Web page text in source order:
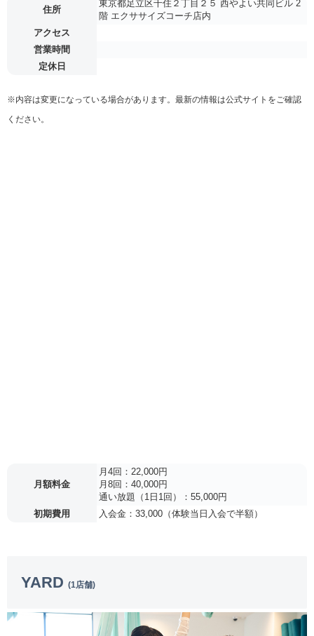
住所
東京都足立区千住２丁目２５ 西やよい共同ビル 2
階 エクササイズコーチ店内
アクセス
営業時間
定休日
※内容は変更になっている場合があります。最新の情報は公式サイトをご確認
ください。
月額料金
月4回：22,000円
月8回：40,000円
通い放題（1日1回）：55,000円
初期費用
入会金：33,000（体験当日入会で半額）
YARD (1店舗)